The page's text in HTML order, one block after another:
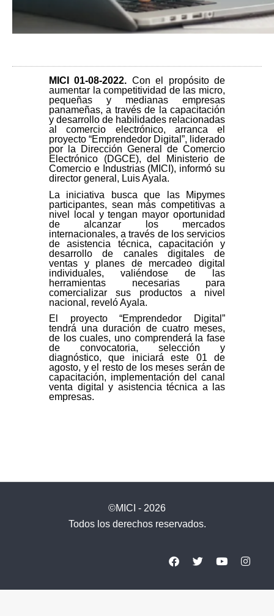
MICI 01-08-2022. Con el propósito de
aumentar la competitividad de las micro,
pequeñas y medianas empresas
panameñas, a través de la capacitación
y desarrollo de habilidades relacionadas
al comercio electrónico, arranca el
proyecto “Emprendedor Digital”, liderado
por la Dirección General de Comercio
Electrónico (DGCE), del Ministerio de
Comercio e Industrias (MICI), informó su
director general, Luis Ayala.
La iniciativa busca que las Mipymes
participantes, sean más competitivas a
nivel local y tengan mayor oportunidad
de alcanzar los mercados
internacionales, a través de los servicios
de asistencia técnica, capacitación y
desarrollo de canales digitales de
ventas y planes de mercadeo digital
individuales, valiéndose de las
herramientas necesarias para
comercializar sus productos a nivel
nacional, reveló Ayala.
El proyecto “Emprendedor Digital”
tendrá una duración de cuatro meses,
de los cuales, uno comprenderá la fase
de convocatoria, selección y
diagnóstico, que iniciará este 01 de
agosto, y el resto de los meses serán de
capacitación, implementación del canal
venta digital y asistencia técnica a las
empresas.
©MICI - 2026
Todos los derechos reservados.